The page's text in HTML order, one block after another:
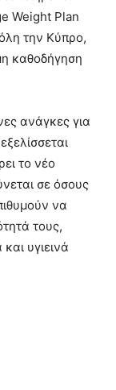
Weight Plan
την Κύπρο,
καθοδήγηση
ανάγκες για
το νέο
σε όσους
να
τους,
υγιεινά